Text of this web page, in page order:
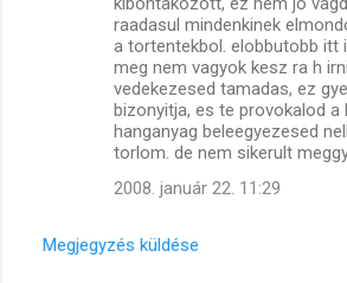
raadasul mindenkinek
a tortentekbol. elobbutobb itt
meg nem vagyok kesz ra h
vedekezesed tamadas, ez
bizonyitja, es te provokalod a
hanganyag beleegyezesed
torlom. de nem sikerult
2008. január 22. 11:29
Megjegyzés küldése